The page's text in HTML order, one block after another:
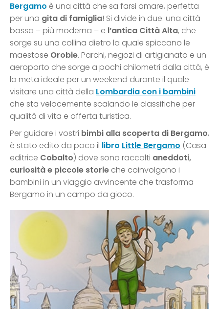
Bergamo è una città che sa farsi amare, perfetta
per una gita di famiglia! Si divide in due: una città
bassa – più moderna – e l’antica Città Alta, che
sorge su una collina dietro la quale spiccano le
maestose Orobie. Parchi, negozi di artigianato e un
aeroporto che sorge a pochi chilometri dalla città, è
la meta ideale per un weekend durante il quale
visitare una città della Lombardia con i bambini
che sta velocemente scalando le classifiche per
qualità di vita e offerta turistica.
Per guidare i vostri bimbi alla scoperta di Bergamo,
è stato edito da poco il libro Little Bergamo (Casa
editrice Cobalto) dove sono raccolti aneddoti,
curiosità e piccole storie che coinvolgono i
bambini in un viaggio avvincente che trasforma
Bergamo in un campo da gioco.